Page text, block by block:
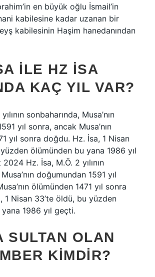
en büyük oğlu İsmail’in
kabilesine kadar uzanan bir
kabilesinin Haşim hanedanından
ILE HZ İSA
KAÇ YIL VAR?
sonbaharında, Musa’nın
yıl sonra, ancak Musa’nın
yıl sonra doğdu. Hz. İsa, 1 Nisan
ölümünden bu yana 1986 yıl
Hz. İsa, M.Ö. 2 yılının
doğumundan 1591 yıl
ölümünden 1471 yıl sonra
1 Nisan 33’te öldü, bu yüzden
1986 yıl geçti.
SULTAN OLAN
KIMDIR?